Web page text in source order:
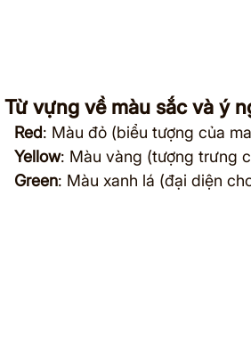
Từ vựng về màu sắc và ý
Red: Màu đỏ (biểu tượng của
Yellow: Màu vàng (tượng trưng
Green: Màu xanh lá (đại diện